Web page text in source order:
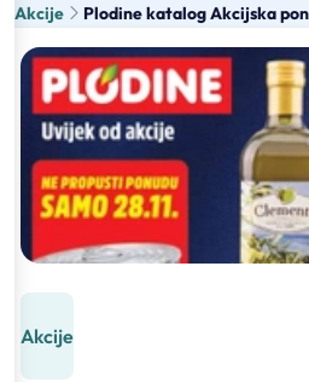
Akcije
Plodine katalog Akcijska
Akcije